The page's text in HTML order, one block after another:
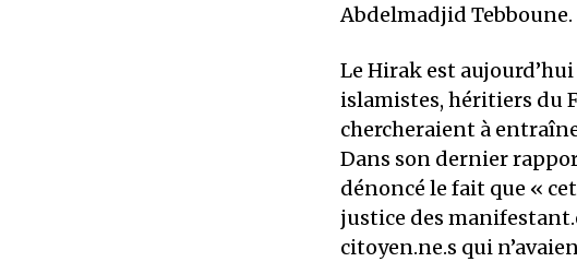
Abdelmadjid Tebboune.
Le Hirak est
islamistes, héritiers du
chercheraient à
Dans son dernier
dénoncé le fait que «
justice des
citoyen.ne.s qui